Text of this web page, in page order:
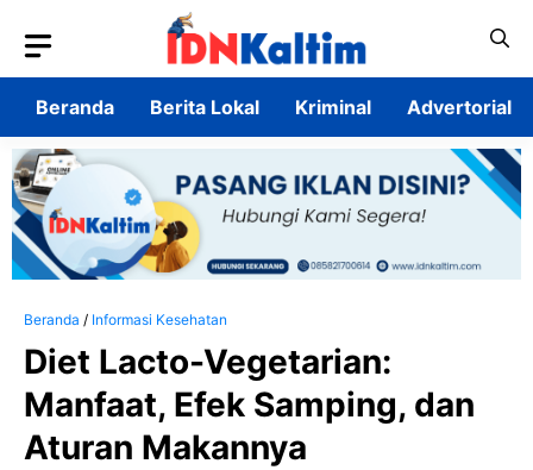
isi
Beranda
Berita Lokal Kriminal Advertorial
Beranda / Informasi Kesehatan
Diet Lacto-Vegetarian:
Manfaat, Efek Samping, dan
Aturan Makannya